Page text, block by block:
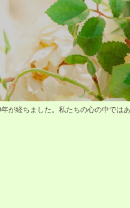
が経ちました。私たちの心の中では